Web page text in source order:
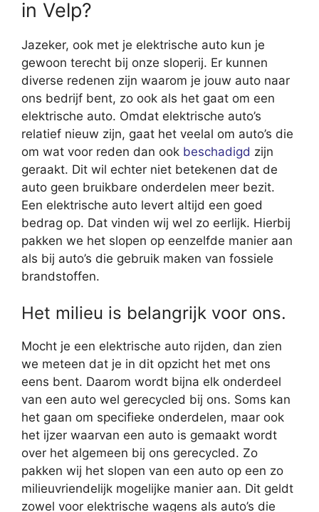
in Velp?
Jazeker, ook met je elektrische auto kun je
gewoon terecht bij onze sloperij. Er kunnen
diverse redenen zijn waarom je jouw auto naar
ons bedrijf bent, zo ook als het gaat om een
elektrische auto. Omdat elektrische auto’s
relatief nieuw zijn, gaat het veelal om auto’s die
om wat voor reden dan ook beschadigd zijn
geraakt. Dit wil echter niet betekenen dat de
auto geen bruikbare onderdelen meer bezit.
Een elektrische auto levert altijd een goed
bedrag op. Dat vinden wij wel zo eerlijk. Hierbij
pakken we het slopen op eenzelfde manier aan
als bij auto’s die gebruik maken van fossiele
brandstoffen.
Het milieu is belangrijk voor ons.
Mocht je een elektrische auto rijden, dan zien
we meteen dat je in dit opzicht het met ons
eens bent. Daarom wordt bijna elk onderdeel
van een auto wel gerecycled bij ons. Soms kan
het gaan om specifieke onderdelen, maar ook
het ijzer waarvan een auto is gemaakt wordt
over het algemeen bij ons gerecycled. Zo
pakken wij het slopen van een auto op een zo
milieuvriendelijk mogelijke manier aan. Dit geldt
zowel voor elektrische wagens als auto’s die